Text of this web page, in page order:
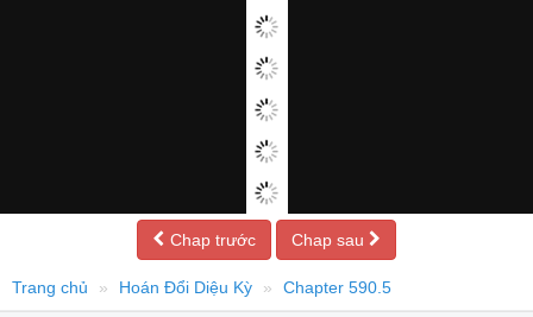
Chap trước Chap sau
Trang chủ Hoán Đổi Diệu Kỳ Chapter 590.5